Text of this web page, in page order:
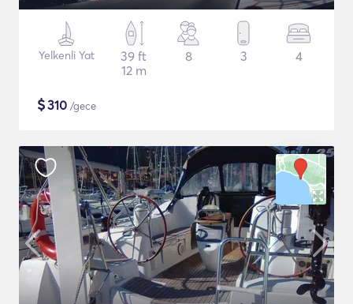
Yelkenli Yat
39 ft
12 m
8 3 4
$310 /gece